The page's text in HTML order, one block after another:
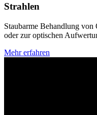
Strahlen
Staubarme Behandlung
oder zur optischen
Mehr erfahren